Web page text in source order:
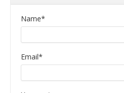
Name*
Email*